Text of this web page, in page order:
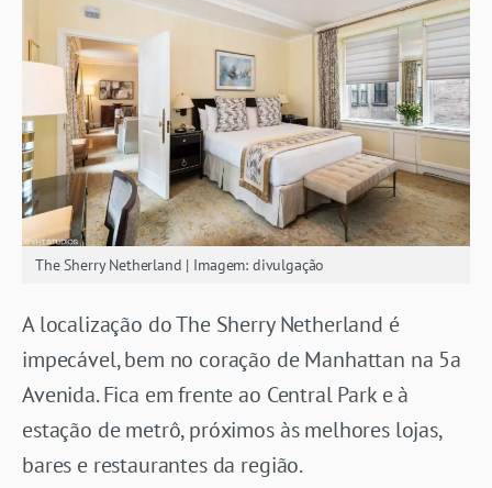
The Sherry Netherland | Imagem: divulgação
A localização do The Sherry Netherland é
impecável, bem no coração de Manhattan na 5a
Avenida. Fica em frente ao Central Park e à
estação de metrô, próximos às melhores lojas,
bares e restaurantes da região.